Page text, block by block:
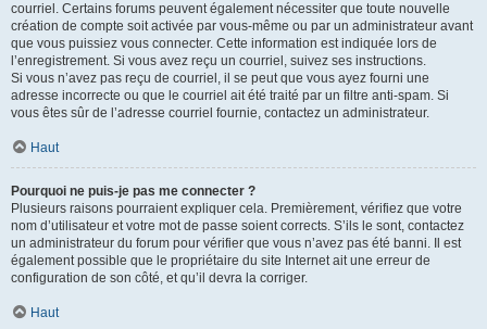
courriel. Certains forums peuvent également nécessiter que toute nouvelle
création de compte soit activée par vous-même ou par un administrateur avant
que vous puissiez vous connecter. Cette information est indiquée lors de
l’enregistrement. Si vous avez reçu un courriel, suivez ses instructions.
Si vous n’avez pas reçu de courriel, il se peut que vous ayez fourni une
adresse incorrecte ou que le courriel ait été traité par un filtre anti-spam. Si
vous êtes sûr de l’adresse courriel fournie, contactez un administrateur.
Haut
Pourquoi ne puis-je pas me connecter ?
Plusieurs raisons pourraient expliquer cela. Premièrement, vérifiez que votre
nom d’utilisateur et votre mot de passe soient corrects. S’ils le sont, contactez
un administrateur du forum pour vérifier que vous n’avez pas été banni. Il est
également possible que le propriétaire du site Internet ait une erreur de
configuration de son côté, et qu’il devra la corriger.
Haut